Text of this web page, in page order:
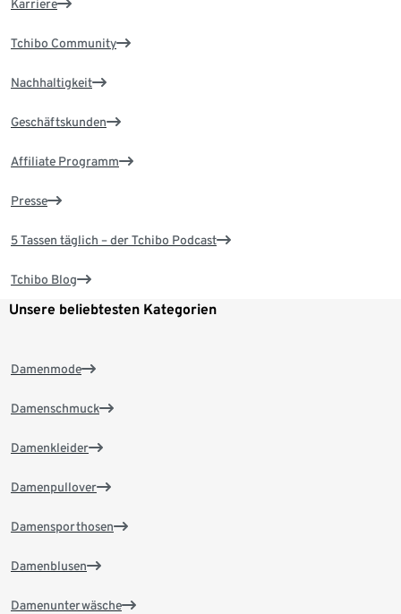
Karriere
Tchibo Community
Nachhaltigkeit
Geschäftskunden
Affiliate Programm
Presse
5 Tassen täglich – der Tchibo Podcast
Tchibo Blog
Unsere beliebtesten Kategorien
Damenmode
Damenschmuck
Damenkleider
Damenpullover
Damensporthosen
Damenblusen
Damenunterwäsche